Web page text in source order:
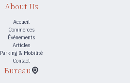
About Us
Accueil
Commerces
Événements
Articles
Parking & Mobilité
Contact
Bureau